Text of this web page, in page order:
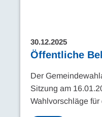
30.12.2025
Öffentliche
Der
Sitzung am
Wahlvorschläge